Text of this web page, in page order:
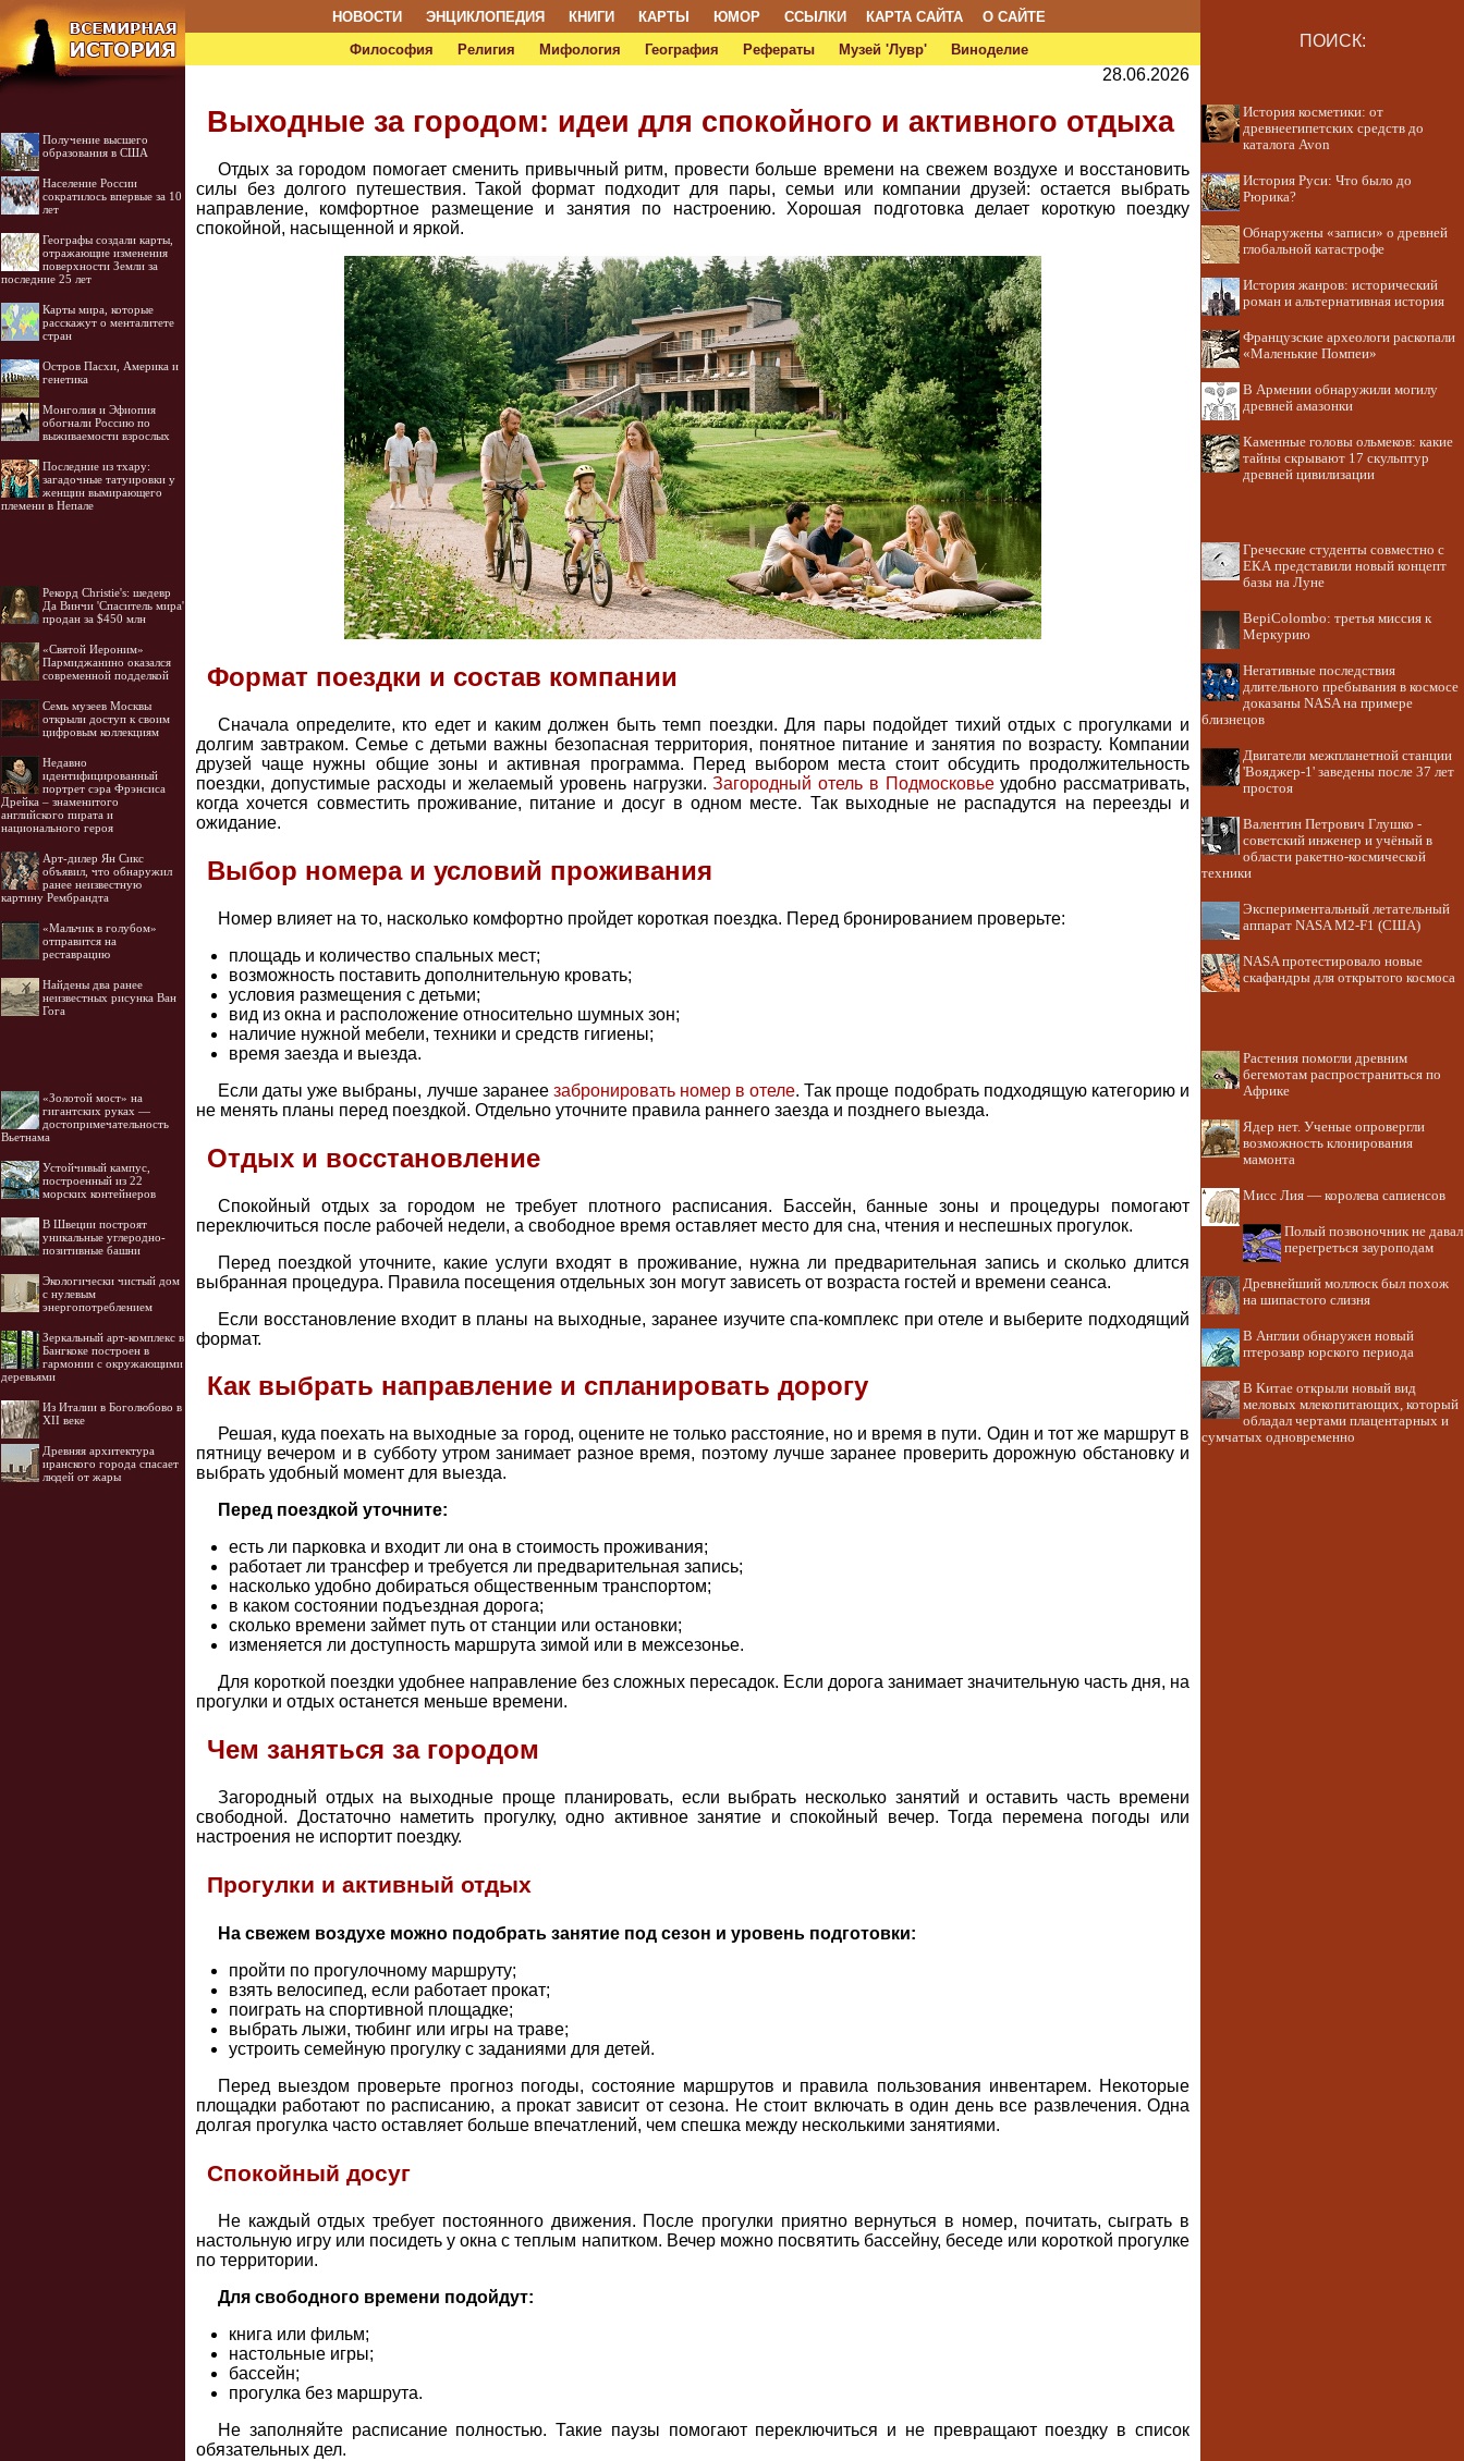
НОВОСТИ ЭНЦИКЛОПЕДИЯ КНИГИ КАРТЫ ЮМОР ССЫЛКИ КАРТА САЙТА
О САЙТЕ
Философия
Религия Мифология География Рефераты Музей 'Лувр' Виноделие ПОИСК:
Получение высшего
образования в США
Население России
сократилось впервые за 10
лет
Географы создали карты,
отражающие изменения
поверхности Земли за
последние 25 лет
Карты мира, которые
расскажут о менталитете
стран
Остров Пасхи, Америка и
генетика
Монголия и Эфиопия
обогнали Россию по
выживаемости взрослых
Последние из тхару:
загадочные татуировки у
женщин вымирающего
племени в Непале
Рекорд Christie's: шедевр
Да Винчи 'Спаситель мира'
продан за $450 млн
«Святой Иероним»
Пармиджанино оказался
современной подделкой
Семь музеев Москвы
открыли доступ к своим
цифровым коллекциям
Недавно
идентифицированный
портрет сэра Фрэнсиса
Дрейка – знаменитого
английского пирата и
национального героя
Арт-дилер Ян Сикс
объявил, что обнаружил
ранее неизвестную
картину Рембрандта
«Мальчик в голубом»
отправится на
реставрацию
Найдены два ранее
неизвестных рисунка Ван
Гога
«Золотой мост» на
гигантских руках —
достопримечательность
Вьетнама
Устойчивый кампус,
построенный из 22
морских контейнеров
В Швеции построят
уникальные углеродно-
позитивные башни
Экологически чистый дом
с нулевым
энергопотреблением
Зеркальный арт-комплекс в
Бангкоке построен в
гармонии с окружающими
деревьями
Из Италии в Боголюбово в
XII веке
Древняя архитектура
иранского города спасает
людей от жары
28.06.2026
Выходные за городом: идеи для спокойного и активного отдыха
Отдых за городом помогает сменить привычный ритм, провести больше времени на свежем воздухе и восстановить
силы без долгого путешествия. Такой формат подходит для пары, семьи или компании друзей: остается выбрать
направление, комфортное размещение и занятия по настроению. Хорошая подготовка делает короткую поездку
спокойной, насыщенной и яркой.
Формат поездки и состав компании
Сначала определите, кто едет и каким должен быть темп поездки. Для пары подойдет тихий отдых с прогулками и
долгим завтраком. Семье с детьми важны безопасная территория, понятное питание и занятия по возрасту. Компании
друзей чаще нужны общие зоны и активная программа. Перед выбором места стоит обсудить продолжительность
поездки, допустимые расходы и желаемый уровень нагрузки.Загородный отель в Подмосковьеудобно рассматривать,
когда хочется совместить проживание, питание и досуг в одном месте. Так выходные не распадутся на переезды и
ожидание.
Выбор номера и условий проживания
Номер влияет на то, насколько комфортно пройдет короткая поездка. Перед бронированием проверьте:
площадь и количество спальных мест;
возможность поставить дополнительную кровать;
условия размещения с детьми;
вид из окна и расположение относительно шумных зон;
наличие нужной мебели, техники и средств гигиены;
время заезда и выезда.
Если даты уже выбраны, лучше заранее забронировать номер в отеле. Так проще подобрать подходящую категорию и
не менять планы перед поездкой. Отдельно уточните правила раннего заезда и позднего выезда.
Отдых и восстановление
Спокойный отдых за городом не требует плотного расписания. Бассейн, банные зоны и процедуры помогают
переключиться после рабочей недели, а свободное время оставляет место для сна, чтения и неспешных прогулок.
Перед поездкой уточните, какие услуги входят в проживание, нужна ли предварительная запись и сколько длится
выбранная процедура. Правила посещения отдельных зон могут зависеть от возраста гостей и времени сеанса.
Если восстановление входит в планы на выходные, заранее изучите спа-комплекс при отеле и выберите подходящий
формат.
Как выбрать направление и спланировать дорогу
Решая, куда поехать на выходные за город, оцените не только расстояние, но и время в пути. Один и тот же маршрут в
пятницу вечером и в субботу утром занимает разное время, поэтому лучше заранее проверить дорожную обстановку и
выбрать удобный момент для выезда.
Перед поездкой уточните:
есть ли парковка и входит ли она в стоимость проживания;
работает ли трансфер и требуется ли предварительная запись;
насколько удобно добираться общественным транспортом;
в каком состоянии подъездная дорога;
сколько времени займет путь от станции или остановки;
изменяется ли доступность маршрута зимой или в межсезонье.
Для короткой поездки удобнее направление без сложных пересадок. Если дорога занимает значительную часть дня, на
прогулки и отдых останется меньше времени.
Чем заняться за городом
Загородный отдых на выходные проще планировать, если выбрать несколько занятий и оставить часть времени
свободной. Достаточно наметить прогулку, одно активное занятие и спокойный вечер. Тогда перемена погоды или
настроения не испортит поездку.
Прогулки и активный отдых
На свежем воздухе можно подобрать занятие под сезон и уровень подготовки:
пройти по прогулочному маршруту;
взять велосипед, если работает прокат;
поиграть на спортивной площадке;
выбрать лыжи, тюбинг или игры на траве;
устроить семейную прогулку с заданиями для детей.
Перед выездом проверьте прогноз погоды, состояние маршрутов и правила пользования инвентарем. Некоторые
площадки работают по расписанию, а прокат зависит от сезона. Не стоит включать в один день все развлечения. Одна
долгая прогулка часто оставляет больше впечатлений, чем спешка между несколькими занятиями.
Спокойный досуг
Не каждый отдых требует постоянного движения. После прогулки приятно вернуться в номер, почитать, сыграть в
настольную игру или посидеть у окна с теплым напитком. Вечер можно посвятить бассейну, беседе или короткой прогулке
по территории.
Для свободного времени подойдут:
книга или фильм;
настольные игры;
бассейн;
прогулка без маршрута.
Не заполняйте расписание полностью. Такие паузы помогают переключиться и не превращают поездку в список
обязательных дел.
История косметики: от
древнеегипетских средств до
каталога Avon
История Руси: Что было до
Рюрика?
Обнаружены «записи» о древней
глобальной катастрофе
История жанров: исторический
роман и альтернативная история
Французские археологи раскопали
«Маленькие Помпеи»
В Армении обнаружили могилу
древней амазонки
Каменные головы ольмеков: какие
тайны скрывают 17 скульптур
древней цивилизации
Греческие студенты совместно с
ЕКА представили новый концепт
базы на Луне
BepiColombo: третья миссия к
Меркурию
Негативные последствия
длительного пребывания в космосе
доказаны NASA на примере
близнецов
Двигатели межпланетной станции
'Вояджер-1' заведены после 37 лет
простоя
Валентин Петрович Глушко -
советский инженер и учёный в
области ракетно-космической
техники
Экспериментальный летательный
аппарат NASA M2-F1 (США)
NASA протестировало новые
скафандры для открытого космоса
Растения помогли древним
бегемотам распространиться по
Африке
Ядер нет. Ученые опровергли
возможность клонирования
мамонта
Мисс Лия — королева сапиенсов
Полый позвоночник не давал
перегреться зауроподам
Древнейший моллюск был похож
на шипастого слизня
В Англии обнаружен новый
птерозавр юрского периода
В Китае открыли новый вид
меловых млекопитающих, который
обладал чертами плацентарных и
сумчатых одновременно